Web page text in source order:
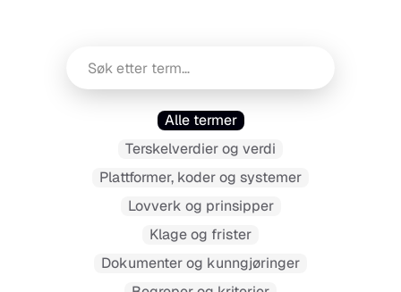
Alle termer
Terskelverdier og verdi
Plattformer, koder og systemer
Lovverk og prinsipper
Klage og frister
Dokumenter og kunngjøringer